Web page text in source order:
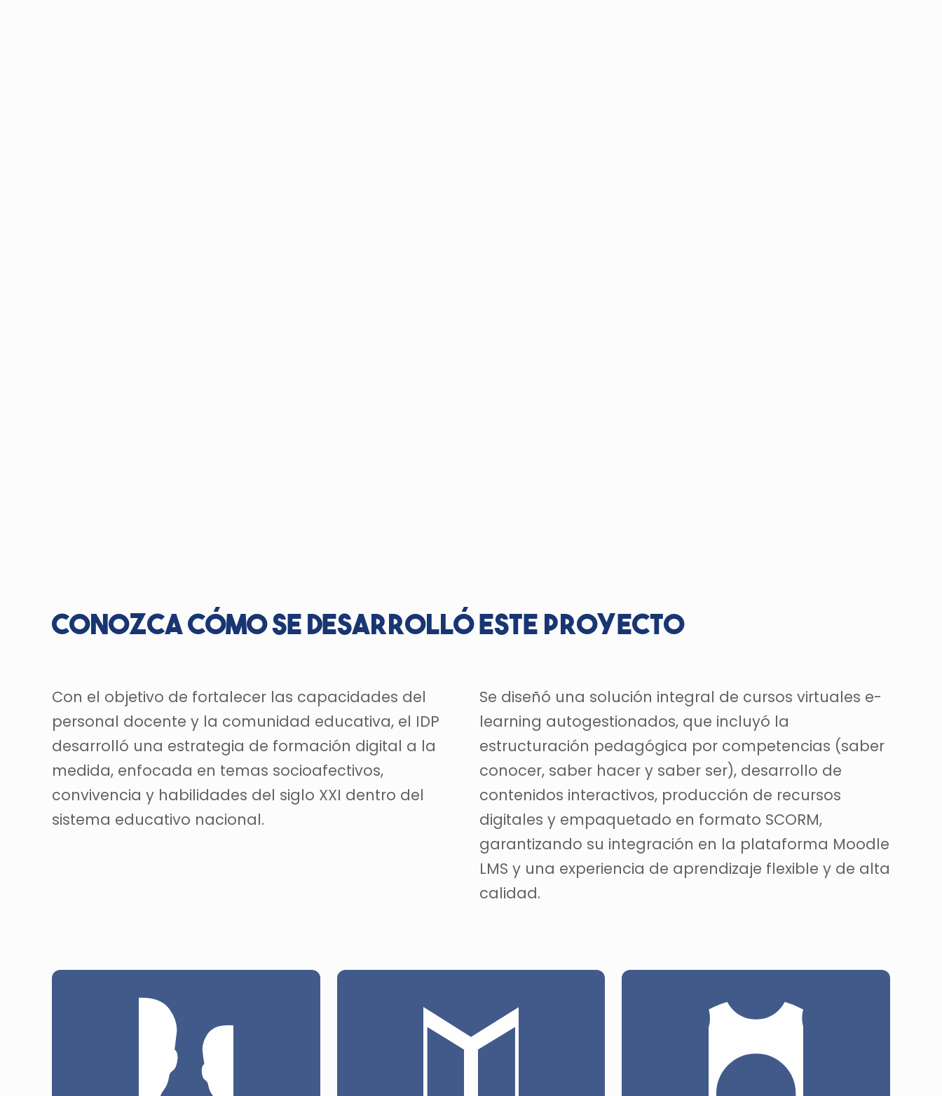
Conozca cómo se desarrolló este proyecto
Con el objetivo de fortalecer las capacidades del
personal docente y la comunidad educativa, el IDP
desarrolló una estrategia de formación digital a la
medida, enfocada en temas socioafectivos,
convivencia y habilidades del siglo XXI dentro del
sistema educativo nacional.
Se diseñó una solución integral de cursos virtuales e-
learning autogestionados, que incluyó la
estructuración pedagógica por competencias (saber
conocer, saber hacer y saber ser), desarrollo de
contenidos interactivos, producción de recursos
digitales y empaquetado en formato SCORM,
garantizando su integración en la plataforma Moodle
LMS y una experiencia de aprendizaje flexible y de alta
calidad.